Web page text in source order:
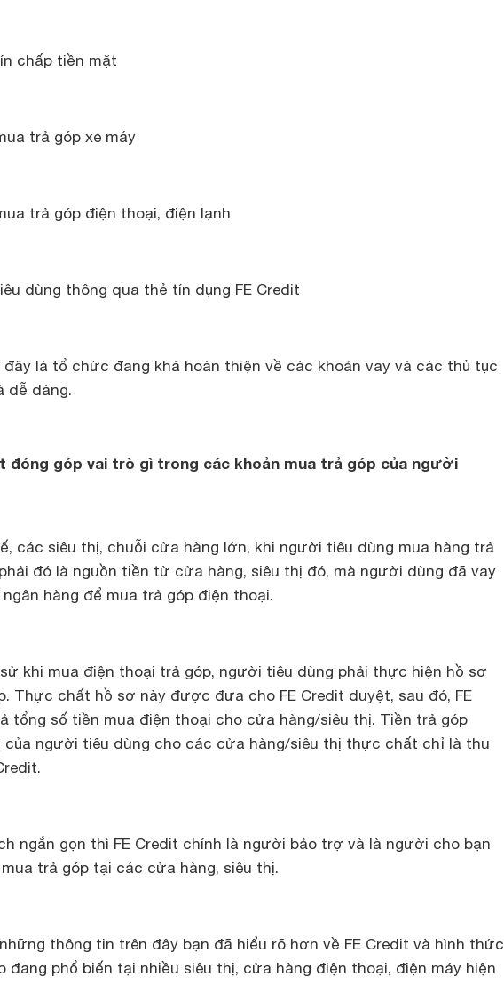
chấp tiền mặt
trả góp xe máy
trả góp điện thoại, điện lạnh
dùng thông qua thẻ tín dụng FE Credit
đây là tổ chức đang khá hoàn thiện về các khoản vay và các thủ tục
dễ dàng.
đóng góp vai trò gì trong các khoản mua trả góp của người
các siêu thị, chuỗi cửa hàng lớn, khi người tiêu dùng mua hàng trả
đó là nguồn tiền từ cửa hàng, siêu thị đó, mà người dùng đã vay
hàng để mua trả góp điện thoại.
khi mua điện thoại trả góp, người tiêu dùng phải thực hiện hồ sơ
Thực chất hồ sơ này được đưa cho FE Credit duyệt, sau đó, FE
tổng số tiền mua điện thoại cho cửa hàng/siêu thị. Tiền trả góp
của người tiêu dùng cho các cửa hàng/siêu thị thực chất chỉ là thu
ngắn gọn thì FE Credit chính là người bảo trợ và là người cho bạn
trả góp tại các cửa hàng, siêu thị.
thông tin trên đây bạn đã hiểu rõ hơn về FE Credit và hình thức
đang phổ biến tại nhiều siêu thị, cửa hàng điện thoại, điện máy hiện